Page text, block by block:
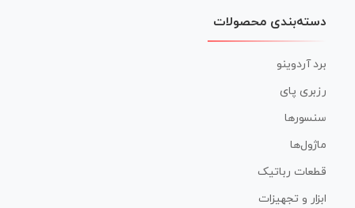
دسته‌بندی محصولات
برد آردوینو
رزبری پای
سنسورها
ماژول‌ها
قطعات رباتیک
ابزار و تجهیزات